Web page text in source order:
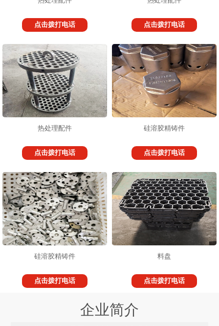
点击拨打电话 点击拨打电话
热处理配件
点击拨打电话
硅溶胶精铸件
点击拨打电话
硅溶胶精铸件
点击拨打电话
料盘
点击拨打电话
企业简介